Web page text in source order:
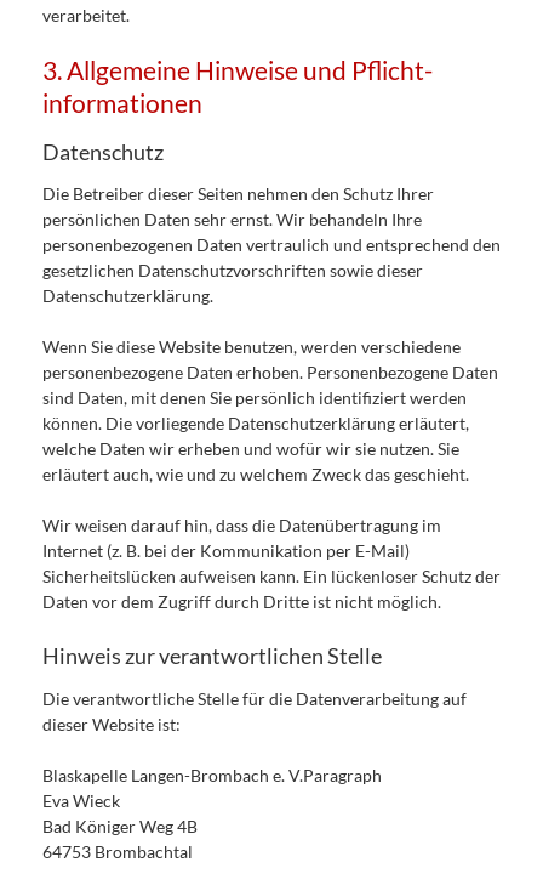
verarbeitet.
3. Allgemeine Hinweise und Pflicht­
informationen
Datenschutz
Die Betreiber dieser Seiten nehmen den Schutz Ihrer
persönlichen Daten sehr ernst. Wir behandeln Ihre
personenbezogenen Daten vertraulich und entsprechend den
gesetzlichen Datenschutzvorschriften sowie dieser
Datenschutzerklärung.
Wenn Sie diese Website benutzen, werden verschiedene
personenbezogene Daten erhoben. Personenbezogene Daten
sind Daten, mit denen Sie persönlich identifiziert werden
können. Die vorliegende Datenschutzerklärung erläutert,
welche Daten wir erheben und wofür wir sie nutzen. Sie
erläutert auch, wie und zu welchem Zweck das geschieht.
Wir weisen darauf hin, dass die Datenübertragung im
Internet (z. B. bei der Kommunikation per E-Mail)
Sicherheitslücken aufweisen kann. Ein lückenloser Schutz der
Daten vor dem Zugriff durch Dritte ist nicht möglich.
Hinweis zur verantwortlichen Stelle
Die verantwortliche Stelle für die Datenverarbeitung auf
dieser Website ist:
Blaskapelle Langen-Brombach e. V.Paragraph
Eva Wieck
Bad Königer Weg 4B
64753 Brombachtal